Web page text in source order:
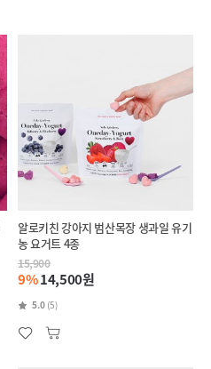
알로키친 강아지 범산목장 생과일 유기
농 요거트 4종
15,900
9%14,500원
5.0 (5)